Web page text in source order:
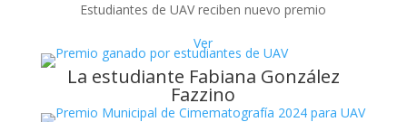
Estudiantes de UAV reciben nuevo premio
Ver
La estudiante Fabiana González
Fazzino